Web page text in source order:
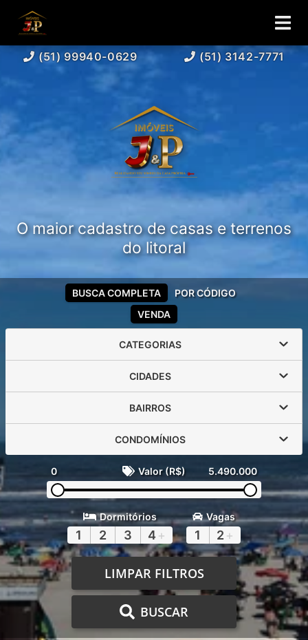
(51) 99940-0629 (51) 3142-7771
O maior cadastro de casas e terrenos
do litoral
VENDA
BUSCA COMPLETA POR CÓDIGO
CATEGORIAS
CIDADES
BAIRROS
CONDOMÍNIOS
0 Valor (R$) 5.490.000
Dormitórios
1 2 3 4 +
Vagas
1 2 +
LIMPAR FILTROS
BUSCAR